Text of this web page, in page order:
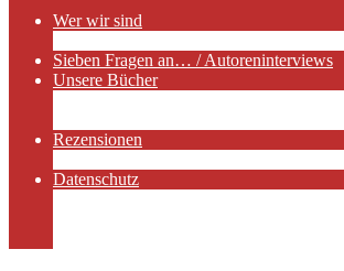
Menu
Wer wir sind
Sieben Fragen an… / Autoreninterviews
Unsere Bücher
Rezensionen
Datenschutz